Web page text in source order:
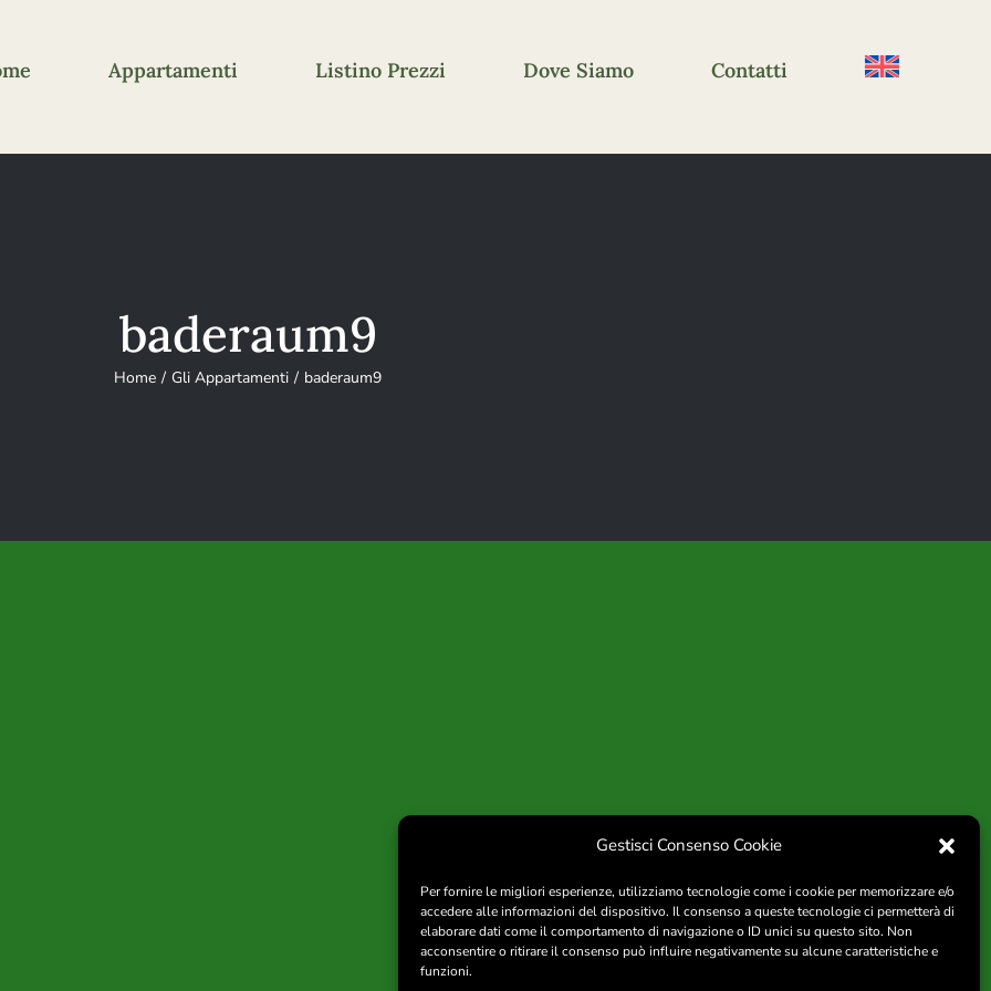
Gestisci Consenso Cookie
Per fornire le migliori esperienze, utilizziamo tecnologie come i cookie per memorizzare e/o
accedere alle informazioni del dispositivo. Il consenso a queste tecnologie ci permetterà di
elaborare dati come il comportamento di navigazione o ID unici su questo sito. Non
acconsentire o ritirare il consenso può influire negativamente su alcune caratteristiche e
funzioni.
Appartamenti Listino Prezzi Dove Siamo Contatti
baderaum9
Home Gli Appartamenti baderaum9